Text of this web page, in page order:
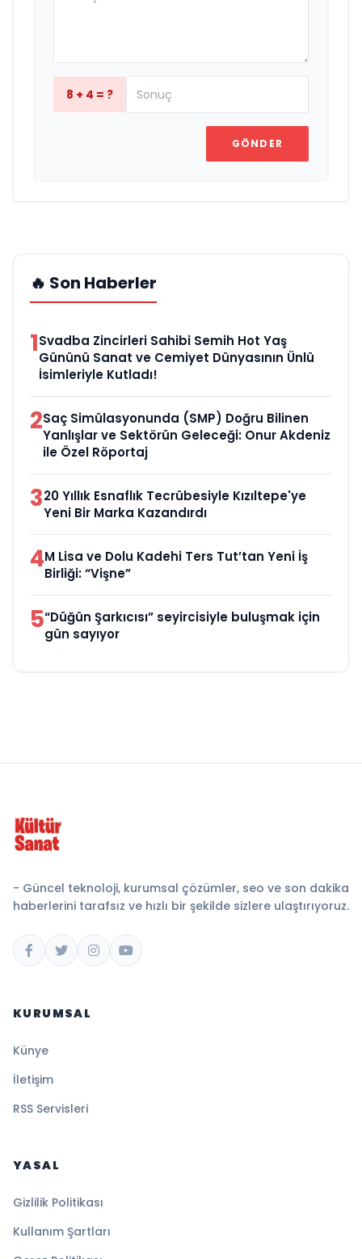
8 + 4 = ?
GÖNDER
🔥 Son Haberler
1Svadba Zincirleri Sahibi Semih Hot Yaş
Gününü Sanat ve Cemiyet Dünyasının Ünlü
İsimleriyle Kutladı!
2Saç Simülasyonunda (SMP) Doğru Bilinen
Yanlışlar ve Sektörün Geleceği: Onur Akdeniz
ile Özel Röportaj
320 Yıllık Esnaflık Tecrübesiyle Kızıltepe'ye
Yeni Bir Marka Kazandırdı
4M Lisa ve Dolu Kadehi Ters Tut’tan Yeni İş
Birliği: “Vişne”
5“Düğün Şarkıcısı” seyircisiyle buluşmak için
gün sayıyor
- Güncel teknoloji, kurumsal çözümler, seo ve son dakika
haberlerini tarafsız ve hızlı bir şekilde sizlere ulaştırıyoruz.
KURUMSAL
Künye
İletişim
RSS Servisleri
YASAL
Gizlilik Politikası
Kullanım Şartları